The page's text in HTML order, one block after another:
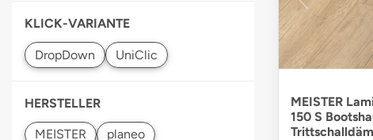
KLICK-VARIANTE
HERSTELLER
MEISTER
150 S